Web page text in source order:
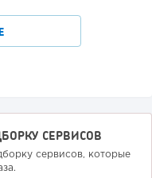
СЕРВИСОВ
сервисов, которые